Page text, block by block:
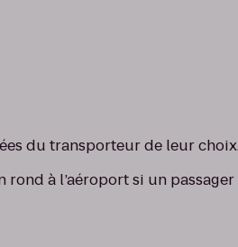
du transporteur de leur
rond à l’aéroport si un